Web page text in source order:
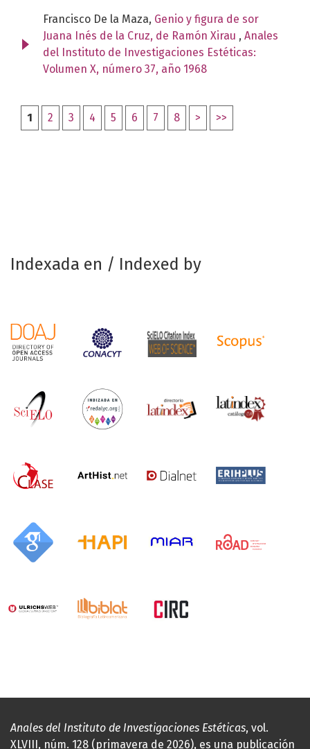
Francisco De la Maza, Genio y figura de sor
Juana Inés de la Cruz, de Ramón Xirau , Anales
del Instituto de Investigaciones Estéticas:
Volumen X, número 37, año 1968
1 2 3 4 5 6 7 8 > >>
Indexada en / Indexed by
Anales del Instituto de Investigaciones Estéticas, vol.
XLVIII, núm. 128 (primavera de 2026), es una publicación